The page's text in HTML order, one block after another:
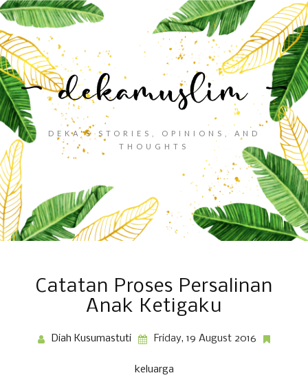
DEKA'S STORIES, OPINIONS, AND
THOUGHTS
Catatan Proses Persalinan
Anak Ketigaku
Diah Kusumastuti Friday, 19 August 2016
keluarga